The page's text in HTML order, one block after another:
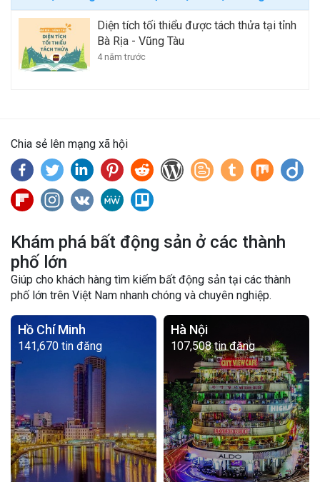
Diện tích tối thiểu được tách thửa tại tỉnh
Bà Rịa - Vũng Tàu
4 năm trước
Chia sẻ lên mạng xã hội
Khám phá bất động sản ở các thành
phố lớn
Giúp cho khách hàng tìm kiếm bất động sản tại các thành
phố lớn trên Việt Nam nhanh chóng và chuyên nghiệp.
Hồ Chí Minh
141,670 tin đăng
Hà Nội
107,508 tin đăng